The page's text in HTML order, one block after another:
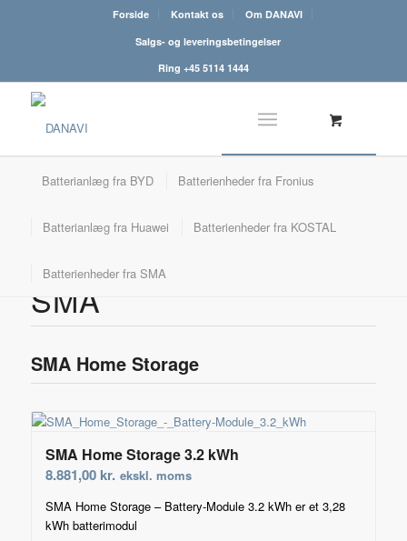
Forside Kontakt os
Om DANAVI
Salgs- og leveringsbetingelser
Ring +45 5114 1444
Batterianlæg fra BYD Batterienheder fra Fronius
Batterianlæg fra Huawei Batterienheder fra KOSTAL
Batterienheder fra SMA
Lagringsenheder fra
SMA
SMA Home Storage
SMA Home Storage 3.2 kWh
8.881,00 kr. ekskl. moms
SMA Home Storage – Battery-Module 3.2 kWh er et 3,28
kWh batterimodul